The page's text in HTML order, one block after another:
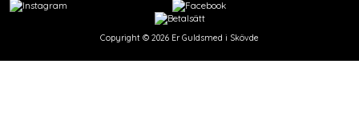
Copyright © 2026 Er Guldsmed i Skövde